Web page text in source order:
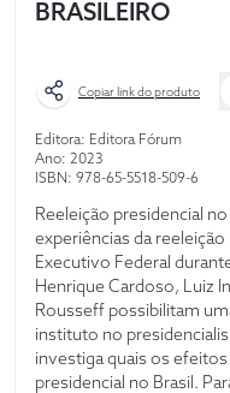
BRASILEIRO
Copiar link do produto
Editora: Editora Fórum
Ano: 2023
ISBN: 978-65-5518-509-6
Reeleição presidencial
experiências da
Executivo Federal
Henrique Cardoso, Luiz
Rousseff possibilitam
instituto no
investiga quais os
presidencial no Brasil.